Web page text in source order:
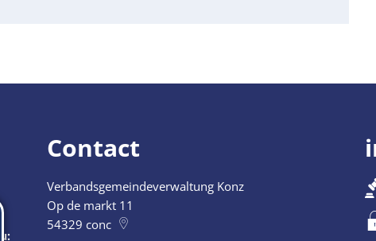
tot 12:30 uur
Contact
Verbandsgemeindeverwaltung Konz
Op de markt 11
54329 conc